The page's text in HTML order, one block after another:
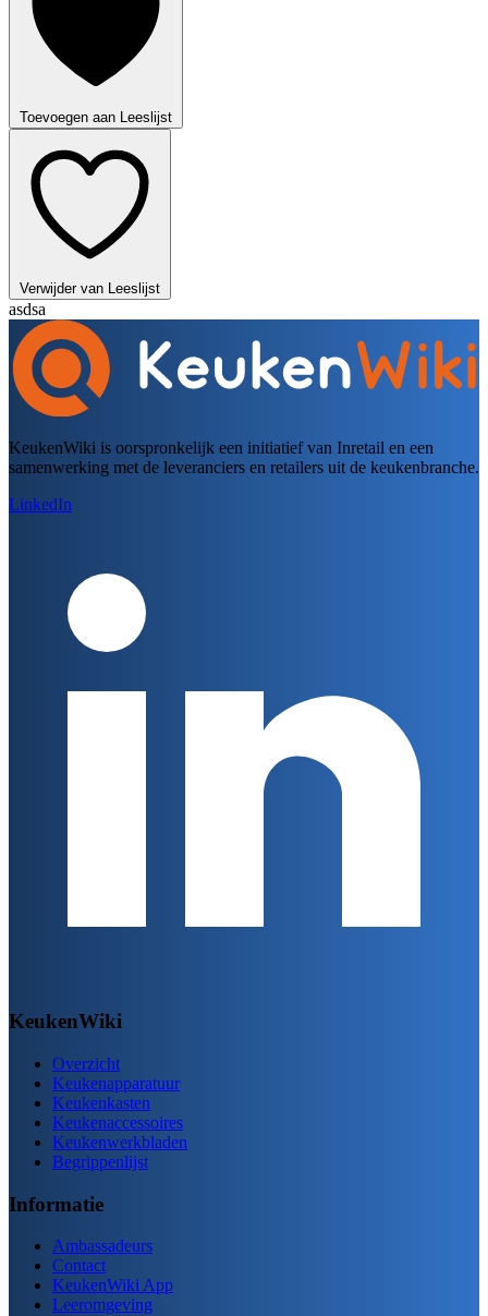
Toevoegen aan Leeslijst
Verwijder van Leeslijst
asdsa
KeukenWiki is oorspronkelijk een initiatief van Inretail en een
samenwerking met de leveranciers en retailers uit de keukenbranche.
LinkedIn
KeukenWiki
Overzicht
Keukenapparatuur
Keukenkasten
Keukenaccessoires
Keukenwerkbladen
Begrippenlijst
Informatie
Ambassadeurs
Contact
KeukenWiki App
Leeromgeving